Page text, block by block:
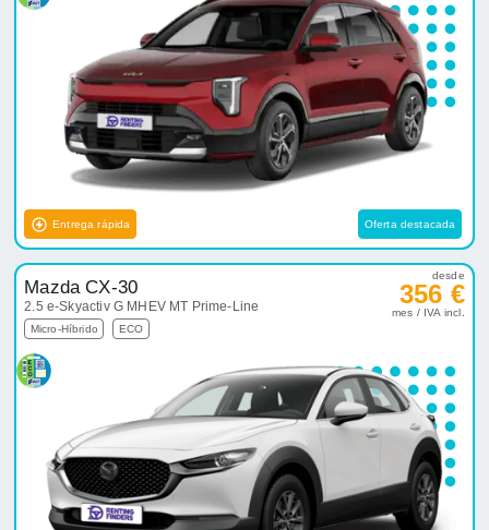
Entrega rápida Oferta destacada
Mazda CX-30
2.5 e-Skyactiv G MHEV MT Prime-Line
Micro-Híbrido ECO
desde
356 €
mes / IVA incl.